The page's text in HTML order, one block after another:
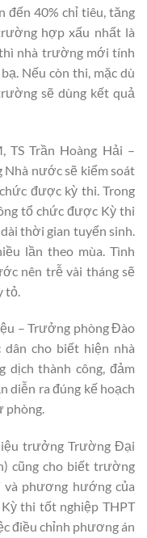
đến 40% chỉ tiêu, tăng
hợp xấu nhất là
nhà trường mới tính
Nếu còn thi, mặc dù
sẽ dùng kết quả
TS Trần Hoàng Hải –
nước sẽ kiểm soát
được kỳ thi. Trong
tổ chức được Kỳ thi
thời gian tuyển sinh.
lần theo mùa. Tình
nên trễ vài tháng sẽ
tỏ.
– Trưởng phòng Đào
cho biết hiện nhà
dịch thành công, đảm
diễn ra đúng kế hoạch
phòng.
trưởng Trường Đại
cũng cho biết trường
phương hướng của
thi tốt nghiệp THPT
điều chỉnh phương án